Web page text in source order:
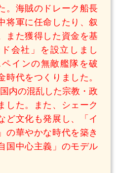
。海賊のドレーク船長
将軍に任命したり、叙
また獲得した資金を基
会社」を設立しまし
インの無敵艦隊を破
時代をつくりました。
内の混乱した宗教・政
した。また、シェーク
ど文化も発展し、「イ
の華やかな時代を築き
国中心主義」のモデル